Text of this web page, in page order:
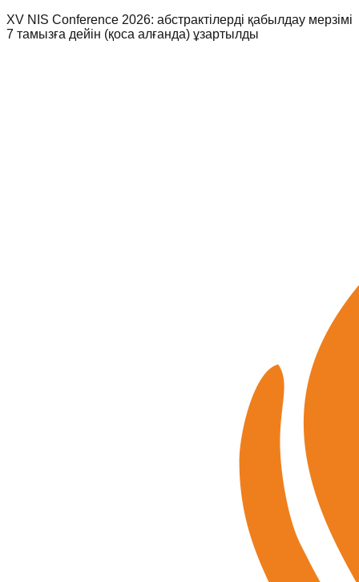
XV NIS Conference 2026: абстрактілерді қабылдау мерзімі
7 тамызға дейін (қоса алғанда) ұзартылды